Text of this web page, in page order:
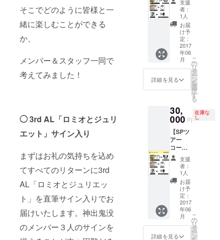
そこでどのように皆様と一
緒に楽しむことができる
か、
メンバー＆スタッフ一同で
考えてみました！
◯ 3rd AL「ロミオとジュリ
エット」サイン入り
まずはお礼の気持ちを込め
てすべてのリターンに3rd
AL「ロミオとジュリエッ
ト」を直筆サイン入りでお
届けいたします。神出鬼没
のメンバー３人のサインを
段との
仁義な
き将棋1
試合。
AL「ロ
ック
ロック
ロック
ジェネ
レー
ショ
ン」 サ
ンデー
ブロマ
興ソン
グ for
you
※ツアー
会場で
奇妙礼
太郎
が、あ
なたの
ために
オリジ
ナル即
興ソン
グを歌
います
※ツ
アーチ
会
場）】
3rd
AL「ロ
ミオと
ジュリ
エッ
ト」サ
イン入
り 古今
東西！
天才天
MC集～
（CD-
R） ワ
ンダフ
ルボー
イズ
3rd
AL「ロ
ック
ロック
ロック
ジェネ
レー
ショ
ン」 サ
ンデー
ブロマ
支援
者：
1人
お届
け予
定：
2017
年06
月
詳細を見る
こ
の
リ
タ
ー
ン
を
選
択
す
る
30,
000 円
在庫な
し
【SPツ
アー
コース
（福岡
会
場）】
3rd
AL「ロ
ミオと
ジュリ
エッ
ト」サ
イン入
り 古今
支援
者：
1人
お届
け予
定：
2017
年06
月
詳細を見る
こ
の
リ
タ
ー
ン